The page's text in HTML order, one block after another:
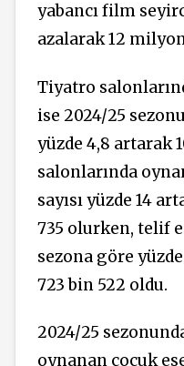
yabancı film
azalarak 12
Tiyatro
ise 2024/25
yüzde 4,8 artarak
salonlarında
sayısı yüzde 14
735 olurken, telif
sezona göre
723 bin 522 oldu.
2024/25
oynanan çocuk